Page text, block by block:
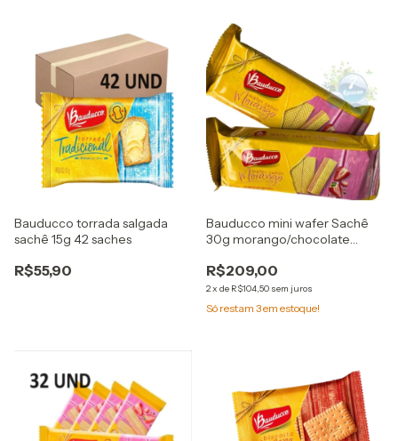
Bauducco torrada salgada
sachê 15g 42 saches
R$55,90
Bauducco mini wafer Sachê
30g morango/chocolate
R$209,00
2x de R$104,50 sem juros
Só restam 3em estoque!